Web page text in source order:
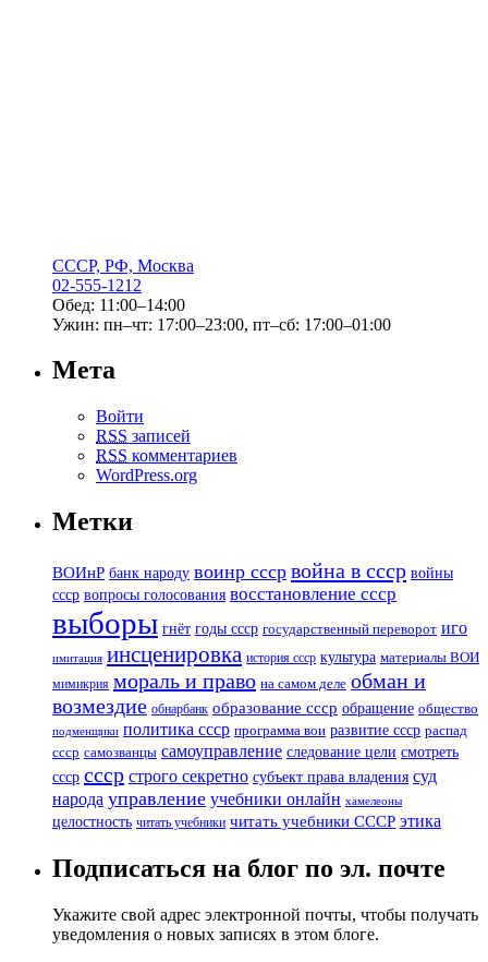
СССР, РФ, Москва
02-555-1212
Обед: 11:00–14:00
Ужин: пн–чт: 17:00–23:00, пт–сб: 17:00–01:00
Мета
Войти
RSS записей
RSS комментариев
WordPress.org
Метки
ВОИнР банк народу воинр ссср война в ссср войны
ссср вопросы голосования восстановление ссср
выборы гнёт годы ссср государственный переворот иго
имитация инсценировка история ссср культура материалы ВОИ
мимикрия мораль и право на самом деле обман и
возмездие обнарбанк образование ссср обращение общество
подменщики политика ссср программа вои развитие ссср распад
ссср самозванцы самоуправление следование цели смотреть
ссср ссср строго секретно субъект права владения суд
народа управление учебники онлайн хамелеоны
целостность читать учебники читать учебники СССР этика
Подписаться на блог по эл. почте
Укажите свой адрес электронной почты, чтобы получать
уведомления о новых записях в этом блоге.